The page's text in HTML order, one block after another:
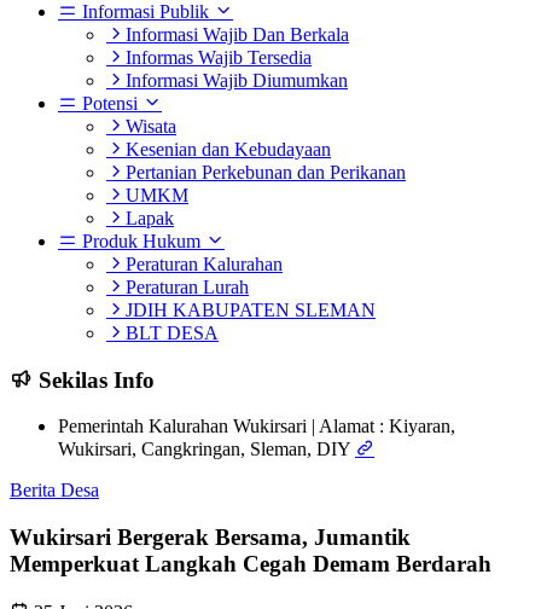
Informasi Publik
Informasi Wajib Dan Berkala
Informas Wajib Tersedia
Informasi Wajib Diumumkan
Potensi
Wisata
Kesenian dan Kebudayaan
Pertanian Perkebunan dan Perikanan
UMKM
Lapak
Produk Hukum
Peraturan Kalurahan
Peraturan Lurah
JDIH KABUPATEN SLEMAN
BLT DESA
Sekilas Info
Pemerintah Kalurahan Wukirsari | Alamat : Kiyaran,
Wukirsari, Cangkringan, Sleman, DIY
Berita Desa
Wukirsari Bergerak Bersama, Jumantik
Memperkuat Langkah Cegah Demam Berdarah